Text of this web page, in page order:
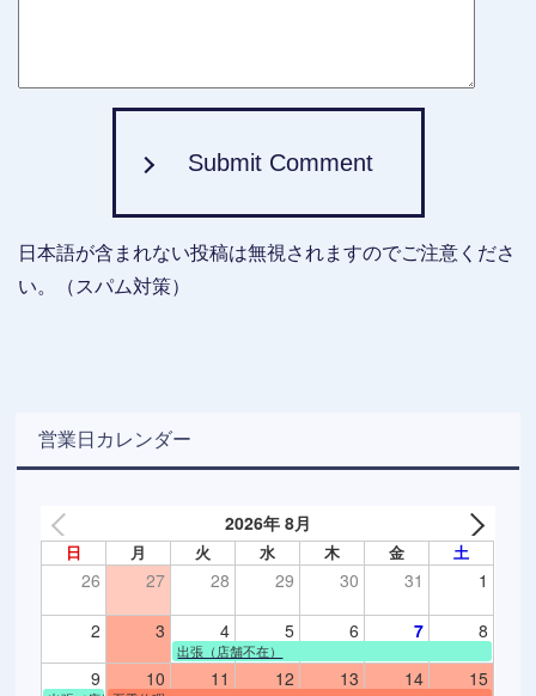
Submit Comment
日本語が含まれない投稿は無視されますのでご注意くださ
い。（スパム対策）
営業日カレンダー
2026年 8月
日 月 火 水 木 金 土
26 27 28 29 30 31 1
2 3 4 5 6 7 8
出張（店舗不在）
9 10 11 12 13 14 15